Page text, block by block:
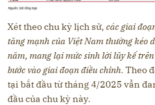
Xét theo chu kỳ lịch sử, các giai
tăng mạnh của Việt Nam thường kéo
năm, mang lại mức sinh lời lũy kế
bước vào giai đoạn điều chỉnh. Theo
tại bắt đầu từ tháng 4/2025 vẫn
đầu của chu kỳ này.